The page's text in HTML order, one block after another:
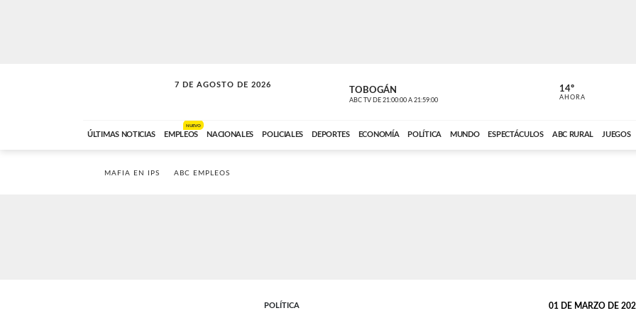
7 DE AGOSTO DE 2026
SOLO MÚSICA TOBOGÁN
ABC TV DE 21:00:00 A 21:59:00 ABC CARDINAL
14º
AHORA
ÚLTIMAS NOTICIAS EMPLEOS
NUEVO
NACIONALES POLICIALES DEPORTES ECONOMÍA POLÍTICA MUNDO ESPECTÁCULOS ABC RURAL JUEGOS
MAFIA EN IPS ABC EMPLEOS
POLÍTICA 01 DE MARZO DE